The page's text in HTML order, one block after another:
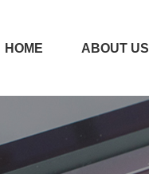
HOME ABOUT US